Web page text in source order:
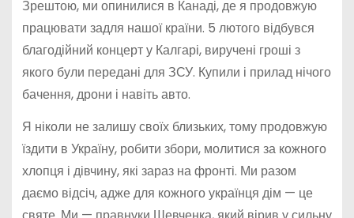
Зрештою, ми опинилися в Канаді, де я продовжую
працювати задля нашої країни. 5 лютого відбувся
благодійний концерт у Калгарі, виручені гроші з
якого були передані для ЗСУ. Купили і прилад нічого
бачення, дрони і навіть авто.
Я ніколи не залишу своїх близьких, тому продовжую
їздити в Україну, робити збори, молитися за кожного
хлопця і дівчину, які зараз на фронті. Ми разом
даємо відсіч, адже для кожного українця дім — це